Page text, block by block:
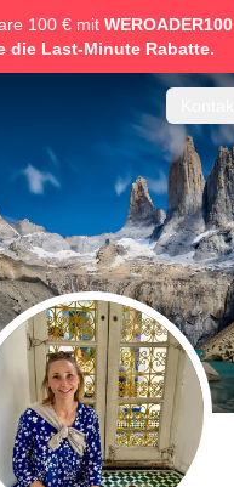
100 € mit WEROADER100
die Last-Minute Rabatte.